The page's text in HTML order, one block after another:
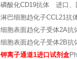
磷酸化CD19抗体 进口、
淋巴细胞趋化子CCL21
细胞表面趋化子受体2A
细胞表面趋化子受体2B
钾离子通道1进口试剂盒